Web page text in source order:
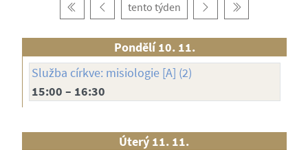
tento týden
Pondělí 10. 11.
Služba církve: misiologie [A] (2)
15:00 – 16:30
Úterý 11. 11.